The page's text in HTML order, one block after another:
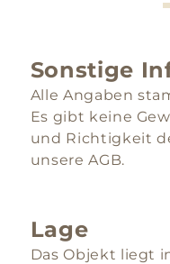
Sonstige
Alle Angaben
Es gibt keine
und Richtigkeit
unsere AGB.
Lage
Das Objekt liegt